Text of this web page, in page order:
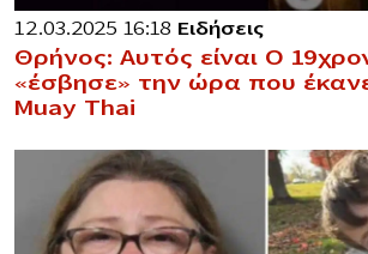
12.03.2025 16:18 Ειδήσεις
Θρήνος: Αυτός είναι Ο
«έσβησε» την ώρα που
Muay Thai